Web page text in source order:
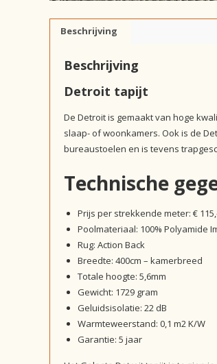
Beschrijving
Beschrijving
Detroit tapijt
De Detroit is gemaakt van hoge
slaap- of woonkamers. Ook is de
bureaustoelen en is tevens
Technische
Prijs per strekkende meter: €
Poolmateriaal: 100% Polyamide
Rug: Action Back
Breedte: 400cm – kamerbreed
Totale hoogte: 5,6mm
Gewicht: 1729 gram
Geluidsisolatie: 22 dB
Warmteweerstand: 0,1 m2 K/W
Garantie: 5 jaar